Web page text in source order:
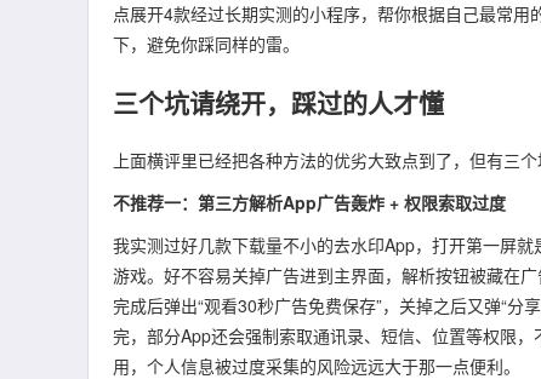
点展开4款经过长期实测的小程序，帮你根据自己最常
下，避免你踩同样的雷。
三个坑请绕开，踩过的人才懂
上面横评里已经把各种方法的优劣大致点到了，但有三
不推荐一：第三方解析App广告轰炸 + 权限索取过度
我实测过好几款下载量不小的去水印App，打开第一屏
游戏。好不容易关掉广告进到主界面，解析按钮被藏在
完成后弹出“观看30秒广告免费保存”，关掉之后又弹“
完，部分App还会强制索取通讯录、短信、位置等权限
用，个人信息被过度采集的风险远远大于那一点便利。